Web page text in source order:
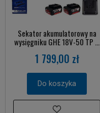
Sekator akumulatorowy na
wysięgniku GHE 18V-50 TP ...
1 799,00 zł
Do koszyka